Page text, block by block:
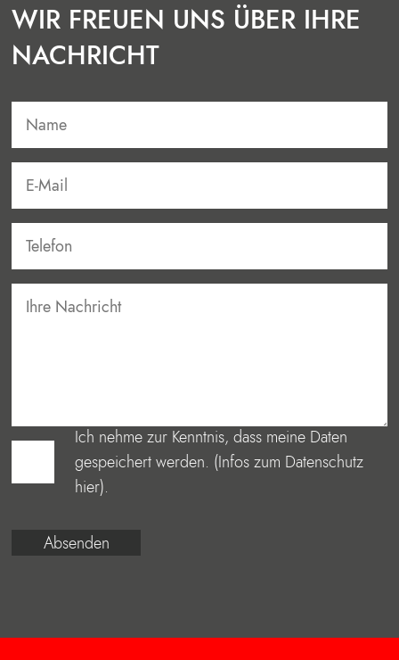
WIR FREUEN UNS ÜBER IHRE
NACHRICHT
Ich nehme zur Kenntnis, dass meine Daten
gespeichert werden. (Infos zum Datenschutz
hier).